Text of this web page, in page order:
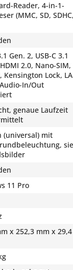
Reader, 4-in-1-
(MMC, SD, SDHC,
Gen. 2, USB-C 3.1
2.0, Nano-SIM,
Kensington Lock,
Audio-In/Out
genaue Laufzeit
(universal) mit
11 Pro
x 252,3 mm x 29,4